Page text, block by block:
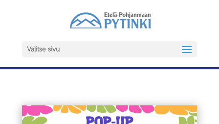
Valitse sivu